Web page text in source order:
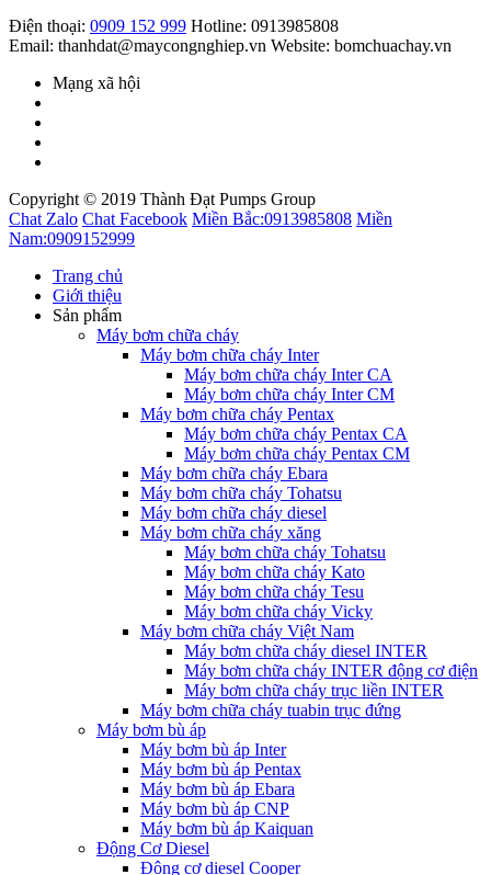
Điện thoại: 0909 152 999 Hotline: 0913985808
Email: thanhdat@maycongnghiep.vn Website: bomchuachay.vn
Mạng xã hội
Copyright © 2019 Thành Đạt Pumps Group
Chat Zalo Chat Facebook Miền Bắc:0913985808 Miền
Nam:0909152999
Trang chủ
Giới thiệu
Sản phẩm
Máy bơm chữa cháy
Máy bơm chữa cháy Inter
Máy bơm chữa cháy Inter CA
Máy bơm chữa cháy Inter CM
Máy bơm chữa cháy Pentax
Máy bơm chữa cháy Pentax CA
Máy bơm chữa cháy Pentax CM
Máy bơm chữa cháy Ebara
Máy bơm chữa cháy Tohatsu
Máy bơm chữa cháy diesel
Máy bơm chữa cháy xăng
Máy bơm chữa cháy Tohatsu
Máy bơm chữa cháy Kato
Máy bơm chữa cháy Tesu
Máy bơm chữa cháy Vicky
Máy bơm chữa cháy Việt Nam
Máy bơm chữa cháy diesel INTER
Máy bơm chữa cháy INTER động cơ điện
Máy bơm chữa cháy trục liền INTER
Máy bơm chữa cháy tuabin trục đứng
Máy bơm bù áp
Máy bơm bù áp Inter
Máy bơm bù áp Pentax
Máy bơm bù áp Ebara
Máy bơm bù áp CNP
Máy bơm bù áp Kaiquan
Động Cơ Diesel
Động cơ diesel Cooper